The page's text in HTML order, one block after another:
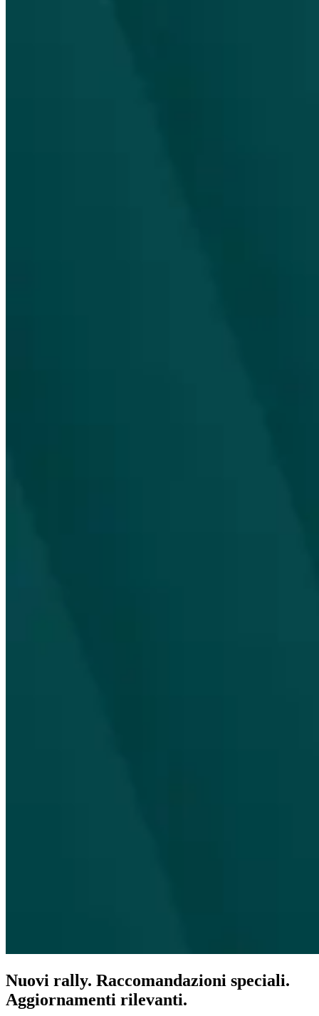
Nuovi rally. Raccomandazioni speciali.
Aggiornamenti rilevanti.